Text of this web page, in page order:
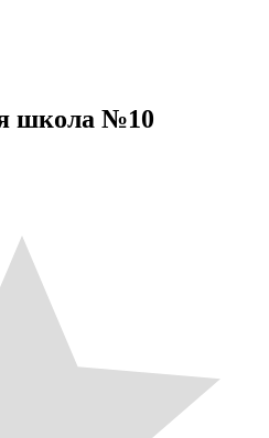
школа №10